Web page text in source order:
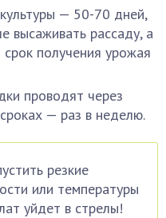
— 50-70 дней,
высаживать рассаду, а
получения урожая
проводят через
— раз в неделю.
резкие
или температуры
уйдет в стрелы!